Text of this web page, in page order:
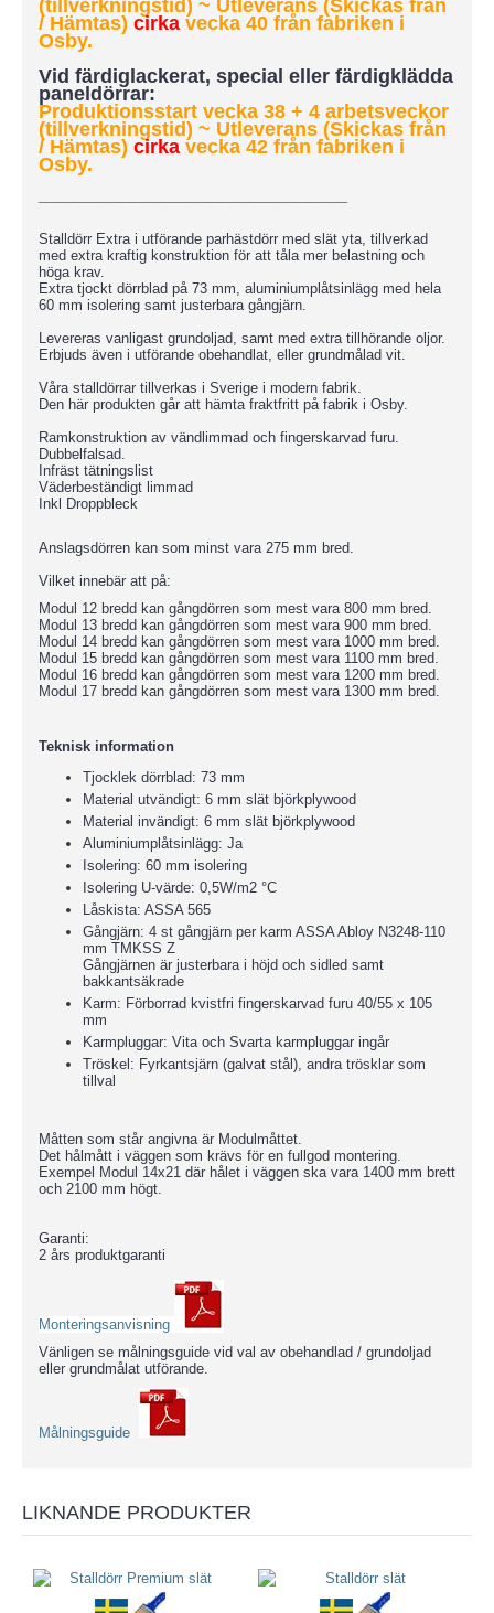
(tillverkningstid) ~ Utleverans (Skickas från
/ Hämtas) cirka vecka 40 från fabriken i
Osby.
Vid färdiglackerat, special eller färdigklädda
paneldörrar:
Produktionsstart vecka 38 + 4 arbetsveckor
(tillverkningstid) ~ Utleverans (Skickas från
/ Hämtas) cirka vecka 42 från fabriken i
Osby.
Stalldörr Extra i utförande parhästdörr med slät yta, tillverkad
med extra kraftig konstruktion för att tåla mer belastning och
höga krav.
Extra tjockt dörrblad på 73 mm, aluminiumplåtsinlägg med hela
60 mm isolering samt justerbara gångjärn.
Levereras vanligast grundoljad, samt med extra tillhörande oljor.
Erbjuds även i utförande obehandlat, eller grundmålad vit.
Våra stalldörrar tillverkas i Sverige i modern fabrik.
Den här produkten går att hämta fraktfritt på fabrik i Osby.
Ramkonstruktion av vändlimmad och fingerskarvad furu.
Dubbelfalsad.
Infräst tätningslist
Väderbeständigt limmad
Inkl Droppbleck
Anslagsdörren kan som minst vara 275 mm bred.
Vilket innebär att på:
Modul 12 bredd kan gångdörren som mest vara 800 mm bred.
Modul 13 bredd kan gångdörren som mest vara 900 mm bred.
Modul 14 bredd kan gångdörren som mest vara 1000 mm bred.
Modul 15 bredd kan gångdörren som mest vara 1100 mm bred.
Modul 16 bredd kan gångdörren som mest vara 1200 mm bred.
Modul 17 bredd kan gångdörren som mest vara 1300 mm bred.
Teknisk information
Tjocklek dörrblad: 73 mm
Material utvändigt: 6 mm slät björkplywood
Material invändigt: 6 mm slät björkplywood
Aluminiumplåtsinlägg: Ja
Isolering: 60 mm isolering
Isolering U-värde: 0,5W/m2 °C
Låskista: ASSA 565
Gångjärn: 4 st gångjärn per karm ASSA Abloy N3248-110
mm TMKSS Z
Gångjärnen är justerbara i höjd och sidled samt
bakkantsäkrade
Karm: Förborrad kvistfri fingerskarvad furu 40/55 x 105
mm
Karmpluggar: Vita och Svarta karmpluggar ingår
Tröskel: Fyrkantsjärn (galvat stål), andra trösklar som
tillval
Måtten som står angivna är Modulmåttet.
Det hålmått i väggen som krävs för en fullgod montering.
Exempel Modul 14x21 där hålet i väggen ska vara 1400 mm brett
och 2100 mm högt.
Garanti:
2 års produktgaranti
Monteringsanvisning
Vänligen se målningsguide vid val av obehandlad / grundoljad
eller grundmålat utförande.
Målningsguide
LIKNANDE PRODUKTER